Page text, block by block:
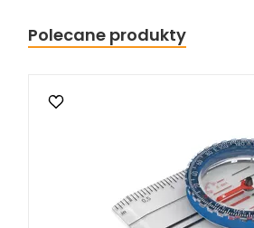
Polecane produkty